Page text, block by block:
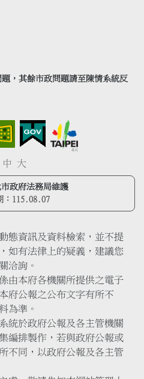
，其餘市政問題請至陳情系統反
中 大
政府法務局維護
： 115.08.07
態資訊及資料檢索，並不提
如有法律上的疑義，建議您
洽詢。
由本府各機關所提供之電子
府公報之公布文字有所不
為準。
統於政府公報及各主管機關
編排製作，若與政府公報或
不同，以政府公報及各主管